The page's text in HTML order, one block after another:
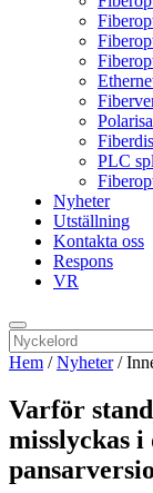
PLC
Nyheter
Utställning
Kontakta oss
Respons
VR
Hem /Nyheter/
Varför
misslyckas i